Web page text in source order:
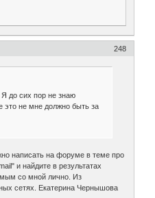
248
до сих пор не знаю
это не мне должно быть за
написать на форуме в теме про
и найдите в результатах
со мной лично. Из
сетях. Екатерина Чернышова